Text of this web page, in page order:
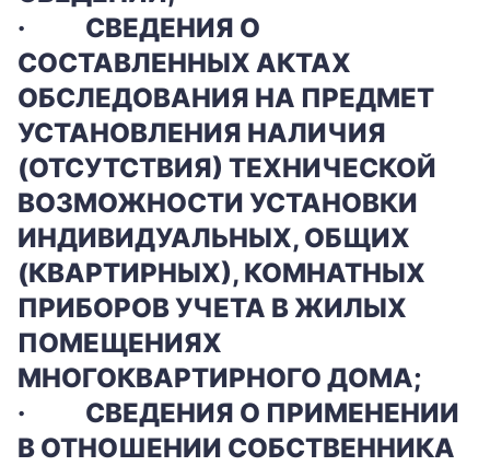
·
СВЕДЕНИЯ О
СОСТАВЛЕННЫХ АКТАХ
ОБСЛЕДОВАНИЯ НА ПРЕДМЕТ
УСТАНОВЛЕНИЯ НАЛИЧИЯ
(ОТСУТСТВИЯ) ТЕХНИЧЕСКОЙ
ВОЗМОЖНОСТИ УСТАНОВКИ
ИНДИВИДУАЛЬНЫХ, ОБЩИХ
(КВАРТИРНЫХ), КОМНАТНЫХ
ПРИБОРОВ УЧЕТА В ЖИЛЫХ
ПОМЕЩЕНИЯХ
МНОГОКВАРТИРНОГО ДОМА;
·
СВЕДЕНИЯ О ПРИМЕНЕНИИ
В ОТНОШЕНИИ СОБСТВЕННИКА